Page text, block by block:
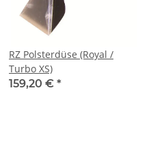
RZ Polsterdüse (Royal /
Turbo XS)
159,20 € *